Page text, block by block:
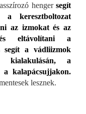
henger segít
keresztboltozat
az izmokat és az
eltávolítani a
segít a vádliizmok
kialakulásán, a
kalapácsujjakon.
lesznek.